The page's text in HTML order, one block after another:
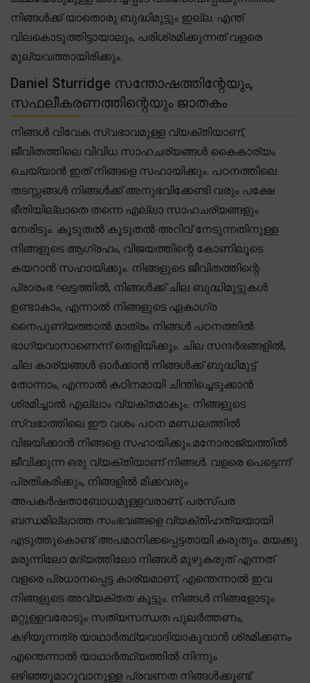
നിങ്ങൾക്ക് യാതൊരു ബുദ്ധിമുട്ടും ഇല്ല. എന്ത്
വിലകൊടുത്തിട്ടായാലും, പരിശ്രമിക്കുന്നത് വളരെ
മൂല്യവത്തായിരിക്കും.
Daniel Sturridge സന്തോഷത്തിന്റേയും,
സഫലീകരണത്തിന്റെയും ജാതകം
നിങ്ങൾ വിവേക സ്വഭാവമുള്ള വ്യക്തിയാണ്,
ജീവിതത്തിലെ വിവിധ സാഹചര്യങ്ങൾ കൈകാര്യം
ചെയ്യാൻ ഇത് നിങ്ങളെ സഹായിക്കും. പഠനത്തിലെ
തടസ്സങ്ങൾ നിങ്ങൾക്ക് അനുഭവിക്കേണ്ടി വരും പക്ഷേ
ഭീതിയില്ലാതെ തന്നെ എല്ലാ സാഹചര്യങ്ങളും
നേരിടും. കൂടുതൽ കൂടുതൽ അറിവ് നേടുന്നതിനുള്ള
നിങ്ങളുടെ ആഗ്രഹം, വിജയത്തിന്റെ കോണിലൂടെ
കയറാൻ സഹായിക്കും. നിങ്ങളുടെ ജീവിതത്തിന്റെ
പ്രാരംഭ ഘട്ടത്തിൽ, നിങ്ങൾക്ക് ചില ബുദ്ധിമുട്ടുകൾ
ഉണ്ടാകാം, എന്നാൽ നിങ്ങളുടെ ഏകാഗ്ര
നൈപുണ്യത്താൽ മാത്രം നിങ്ങൾ പഠനത്തിൽ
ഭാഗ്യവാനാണെന്ന് തെളിയിക്കും. ചില സന്ദർഭങ്ങളിൽ,
ചില കാര്യങ്ങൾ ഓർക്കാൻ നിങ്ങൾക്ക് ബുദ്ധിമുട്ട്
തോന്നാം, എന്നാൽ കഠിനമായി ചിന്തിച്ചെടുക്കാൻ
ശ്രമിച്ചാൽ എല്ലാം വ്യക്തമാകും. നിങ്ങളുടെ
സ്വഭാത്തിലെ ഈ വശം പഠന മണ്ഡലത്തിൽ
വിജയിക്കാൻ നിങ്ങളെ സഹായിക്കും.മനോരാജ്യത്തിൽ
ജീവിക്കുന്ന ഒരു വ്യക്തിയാണ് നിങ്ങൾ. വളരെ പെട്ടെന്ന്
പ്രതികരിക്കും, നിങ്ങളിൽ മിക്കവരും
അപകർഷതാബോധമുള്ളവരാണ്, പരസ്പര
ബന്ധമില്ലാത്ത സംഭവങ്ങളെ വ്യക്തിഹത്യയായി
എടുത്തുകൊണ്ട് അപമാനിക്കപ്പെട്ടതായി കരുതും. മയക്കു
മരുന്നിലോ മദ്യത്തിലോ നിങ്ങൾ മുഴുകരുത് എന്നത്
വളരെ പ്രധാനപ്പെട്ട കാര്യമാണ്, എന്തെന്നാൽ ഇവ
നിങ്ങളുടെ അവ്യക്തത കൂട്ടും. നിങ്ങൾ നിങ്ങളോടും
മറ്റുള്ളവരോടും സത്യസന്ധത പുലർത്തണം,
കഴിയുന്നത്ര യാഥാർത്ഥ്യവാദിയാകുവാൻ ശ്രമിക്കണം
എന്തെന്നാൽ യാഥാർത്ഥ്യത്തിൽ നിന്നും
ഒഴിഞ്ഞുമാറുവാനുള്ള പ്രവണത നിങ്ങൾക്കുണ്ട്.